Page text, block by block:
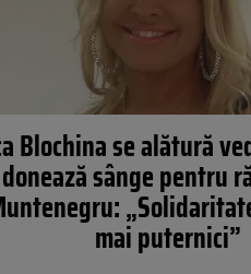
Blochina se alătură
donează sânge pentru
mai puternici”